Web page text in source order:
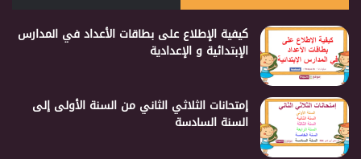
كيفية الإطلاع على بطاقات الأعداد في المدارس
الإبتدائية و الإعدادية
إمتحانات الثلاثي الثاني من السنة الأولى إلى
السنة السادسة